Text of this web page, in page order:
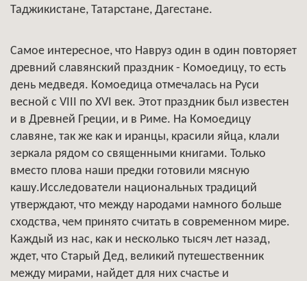
Таджикистане, Татарстане, Дагестане.
Самое интересное, что Навруз один в один повторяет
древний славянский праздник - Комоедицу, то есть
день медведя. Комоедица отмечалась на Руси
весной с VIII по XVI век. Этот праздник был известен
и в Древней Греции, и в Риме. На Комоедицу
славяне, так же как и иранцы, красили яйца, клали
зеркала рядом со священными книгами. Только
вместо плова наши предки готовили мясную
кашу.Исследователи национальных традиций
утверждают, что между народами намного больше
сходства, чем принято считать в современном мире.
Каждый из нас, как и несколько тысяч лет назад,
ждет, что Старый Дед, великий путешественник
между мирами, найдет для них счастье и